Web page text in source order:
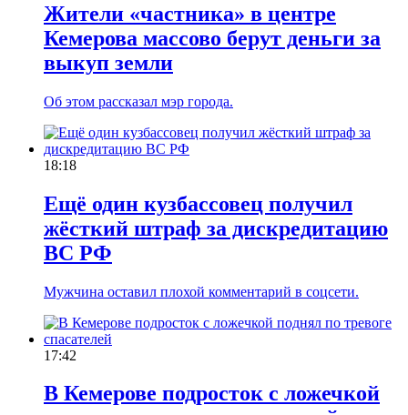
Жители «частника» в центре
Кемерова массово берут деньги за
выкуп земли
Об этом рассказал мэр города.
18:18
Ещё один кузбассовец получил
жёсткий штраф за дискредитацию
ВС РФ
Мужчина оставил плохой комментарий в соцсети.
17:42
В Кемерове подросток с ложечкой